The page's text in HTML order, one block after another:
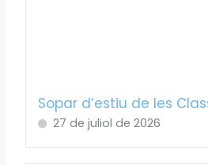
Sopar d’estiu de les
27 de juliol de 2026